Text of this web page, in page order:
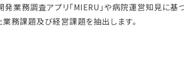
発業務調査アプリ「MIERU」や病院運営知見に基
業務課題及び経営課題を抽出します。